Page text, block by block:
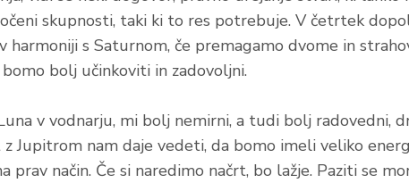
skupnosti, taki ki to res potrebuje. V četrtek
harmoniji s Saturnom, če premagamo dvome in
bolj učinkoviti in zadovoljni.
v vodnarju, mi bolj nemirni, a tudi bolj radovedni,
Jupitrom nam daje vedeti, da bomo imeli veliko
prav način. Če si naredimo načrt, bo lažje. Paziti se